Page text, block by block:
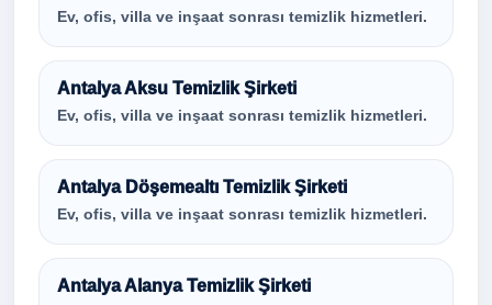
Ev, ofis, villa ve inşaat sonrası temizlik hizmetleri.
Antalya Aksu Temizlik Şirketi
Ev, ofis, villa ve inşaat sonrası temizlik hizmetleri.
Antalya Döşemealtı Temizlik Şirketi
Ev, ofis, villa ve inşaat sonrası temizlik hizmetleri.
Antalya Alanya Temizlik Şirketi